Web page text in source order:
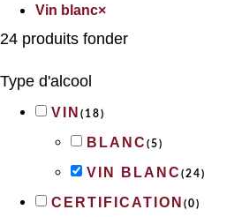
Vin blanc×
24 produits fonder
Type d'alcool
VIN ( 18)
BLANC (5)
VIN BLANC (24)
CERTIFICATION (0)